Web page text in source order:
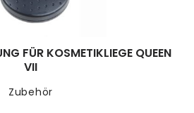
Zubehör
FÜR KOSMETIKLIEGE QUEEN
VII